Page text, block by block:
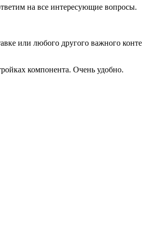
на все интересующие вопросы.
или любого другого важного
компонента. Очень удобно.